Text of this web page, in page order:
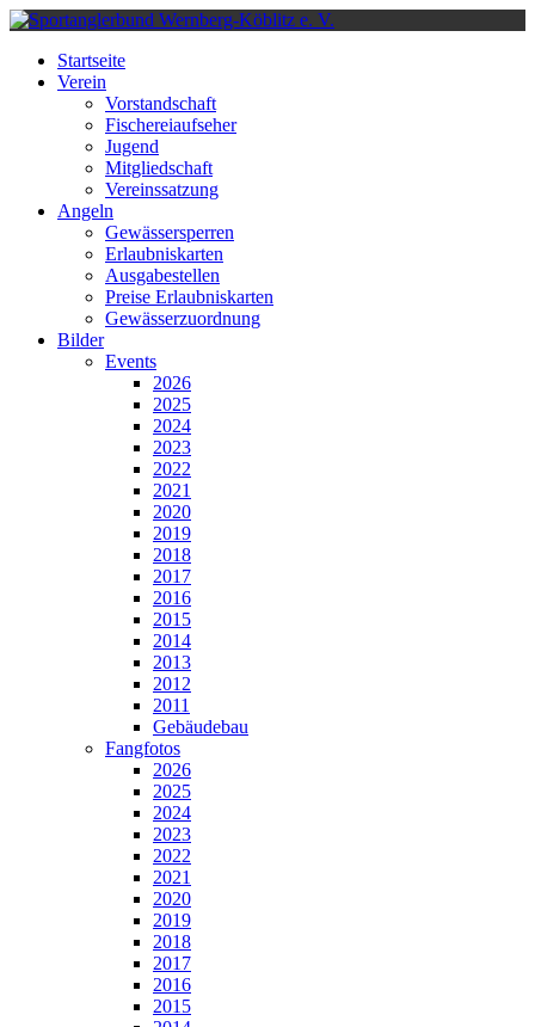
Startseite
Verein
Vorstandschaft
Fischereiaufseher
Jugend
Mitgliedschaft
Vereinssatzung
Angeln
Gewässersperren
Erlaubniskarten
Ausgabestellen
Preise Erlaubniskarten
Gewässerzuordnung
Bilder
Events
2026
2025
2024
2023
2022
2021
2020
2019
2018
2017
2016
2015
2014
2013
2012
2011
Gebäudebau
Fangfotos
2026
2025
2024
2023
2022
2021
2020
2019
2018
2017
2016
2015